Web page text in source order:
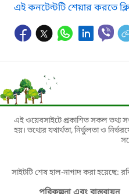
এই কনটেন্টটি শেয়ার করতে
এই ওয়েবসাইটে প্রকাশিত সকল তথ্য
হয়। তথ্যের যথার্থতা, নির্ভুলতা ও
সাইটটি শেষ হাল-নাগাদ করা